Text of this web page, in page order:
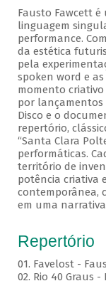
Fausto Fawcett
linguagem
performance.
da estética
pela
spoken word e
momento
por lançamentos
Disco e o
repertório,
“Santa Clara
performáticas.
território de
potência criativa
contemporânea,
em uma
Repertório
01. Favelost -
02. Rio 40 Graus